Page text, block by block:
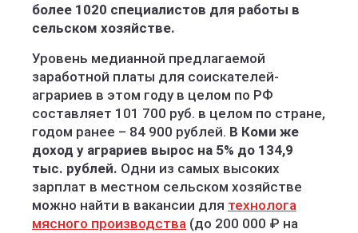
более 1020 специалистов для работы в
сельском хозяйстве.
Уровень медианной предлагаемой
заработной платы для соискателей-
аграриев в этом году в целом по РФ
составляет 101 700 руб. в целом по стране,
годом ранее – 84 900 рублей. В Коми же
доход у аграриев вырос на 5% до 134,9
тыс. рублей. Одни из самых высоких
зарплат в местном сельском хозяйстве
можно найти в вакансии для технолога
мясного производства (до 200 000 ₽ на